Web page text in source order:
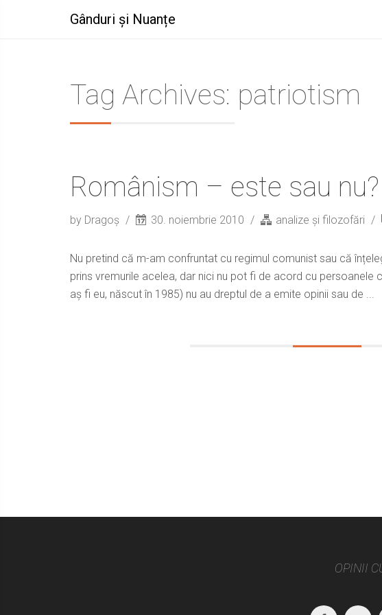
Gânduri și Nuanțe
Tag Archives: patriotism
Românism – este sau
by Dragoș 30. noiembrie 2010 analize și filozofări
Nu pretind că m-am confruntat cu regimul comunist sau că
prins vremurile acelea, dar nici nu pot fi de acord cu persoanele
aș fi eu, născut în 1985) nu au dreptul de a emite opinii sau de ...
OPINII